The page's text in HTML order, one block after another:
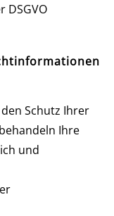
DSGVO
Schutz Ihrer
Ihre
und